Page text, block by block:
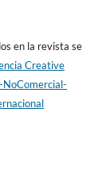
en la revista se
Creative